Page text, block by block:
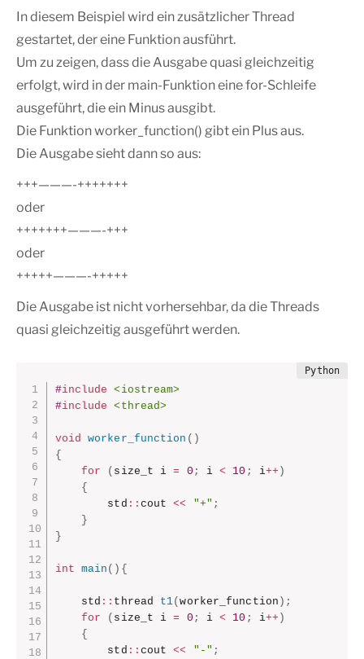
In diesem Beispiel wird ein zusätzlicher Thread
gestartet, der eine Funktion ausführt.
Um zu zeigen, dass die Ausgabe quasi gleichzeitig
erfolgt, wird in der main-Funktion eine for-Schleife
ausgeführt, die ein Minus ausgibt.
Die Funktion worker_function() gibt ein Plus aus.
Die Ausgabe sieht dann so aus:
+++———-+++++++
oder
+++++++———-+++
oder
+++++———-+++++
Die Ausgabe ist nicht vorhersehbar, da die Threads
quasi gleichzeitig ausgeführt werden.
#include
<iostream>
#include <thread>
void worker_function ( )
{
for
( size_t i = 0 ; i < 10 ; i++ )
{
        std
:: cout << "+" ;
}
}
int main ( ) {
    std
:: thread t1(worker_function ) ;
for
( size_t i = 0 ; i < 10 ; i++ )
{
        std
:: cout << "-" ;